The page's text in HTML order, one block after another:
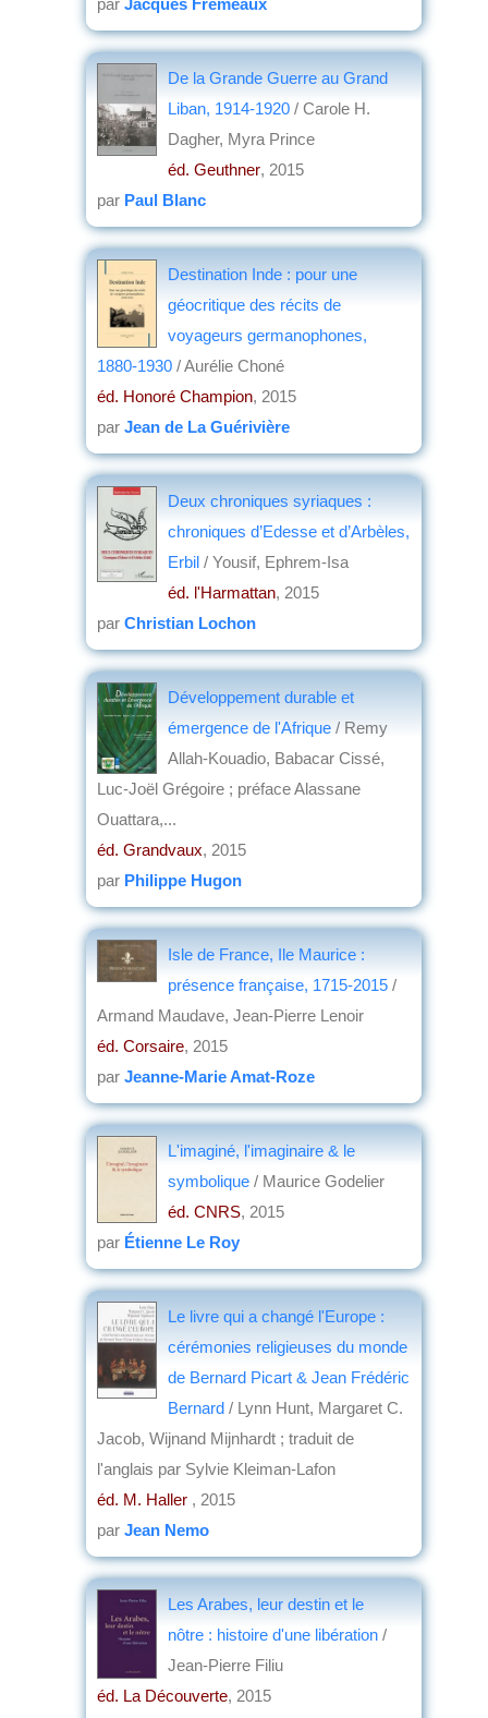
par Jacques Frémeaux
De la Grande Guerre au Grand
Liban, 1914-1920 / Carole H.
Dagher, Myra Prince
éd. Geuthner, 2015
par Paul Blanc
Destination Inde : pour une
géocritique des récits de
voyageurs germanophones,
1880-1930 / Aurélie Choné
éd. Honoré Champion, 2015
par Jean de La Guérivière
Deux chroniques syriaques :
chroniques d’Edesse et d’Arbèles,
Erbil / Yousif, Ephrem-Isa
éd. l'Harmattan, 2015
par Christian Lochon
Développement durable et
émergence de l'Afrique / Remy
Allah-Kouadio, Babacar Cissé,
Luc-Joël Grégoire ; préface Alassane
Ouattara,...
éd. Grandvaux, 2015
par Philippe Hugon
Isle de France, Ile Maurice :
présence française, 1715-2015 /
Armand Maudave, Jean-Pierre Lenoir
éd. Corsaire, 2015
par Jeanne-Marie Amat-Roze
L'imaginé, l'imaginaire & le
symbolique / Maurice Godelier
éd. CNRS, 2015
par Étienne Le Roy
Le livre qui a changé l'Europe :
cérémonies religieuses du monde
de Bernard Picart & Jean Frédéric
Bernard / Lynn Hunt, Margaret C.
Jacob, Wijnand Mijnhardt ; traduit de
l'anglais par Sylvie Kleiman-Lafon
éd. M. Haller , 2015
par Jean Nemo
Les Arabes, leur destin et le
nôtre : histoire d'une libération /
Jean-Pierre Filiu
éd. La Découverte, 2015